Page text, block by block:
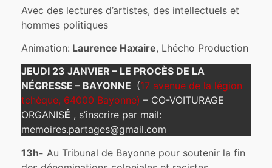
Avec des lectures d’artistes, des intellectuels et
hommes politiques
Animation: Laurence Haxaire, Lhécho Production
JEUDI 23 JANVIER – LE PROCÈS DE LA
NÉGRESSE – BAYONNE (17 avenue de la légion
tchèque, 64000 Bayonne) – CO-VOITURAGE
ORGANISÉ , s’inscrire par mail:
memoires.partages@gmail.com
13h- Au Tribunal de Bayonne pour soutenir la fin